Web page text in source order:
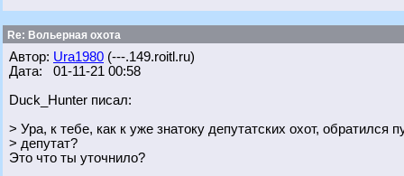
Re: Вольерная охота
Автор: Ura1980 (---.149.roitl.ru)
Дата: 01-11-21 00:58
Duck_Hunter писал:
> Ура, к тебе, как к уже знатоку депутатских охот, обратился
> депутат?
Это что ты уточнило?